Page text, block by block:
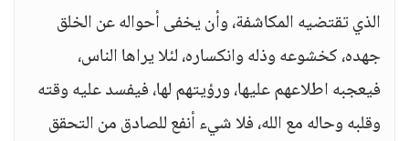
الذي تقتضيه المكاشفة، وأن يخفى أحواله عن الخلق
جهده، كخشوعه وذله وانكساره، لئلا يراها الناس،
فيعجبه اطلاعهم عليها، ورؤيتهم لها، فيفسد عليه وقته
وقلبه وحاله مع الله، فلا شيء أنفع للصادق من التحقق